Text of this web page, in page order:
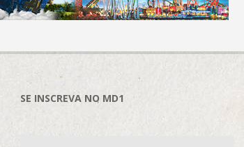
SE INSCREVA NO MD1